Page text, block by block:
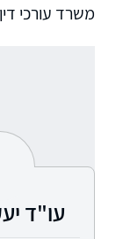
משרד עורכי
באזור
עו"ד